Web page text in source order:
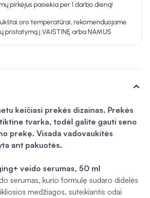
pirkėjus pasiekia per 1 darbo dieną!
oro temperatūrai, rekomenduojame
pristatymą į VAISTINĘ arba NAMUS
expand_more
keičiasi prekės dizainas. Prekės
tvarka, todėl galite gauti seno
prekę. Visada vadovaukitės
ant pakuotės.
veido serumas, 50 ml
serumas, kurio formulę sudaro didelės
medžiagos, suteikiantis odai